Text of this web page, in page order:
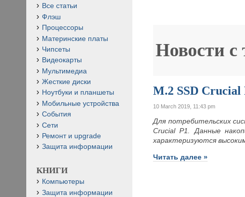
Новости с
M.2 SSD Crucial
10 March 2019, 11:43 pm
Для потребительских
Crucial P1. Данные
характеризуются
Читать далее »
Все статьи
Флэш
Процессоры
Материнские платы
Чипсеты
Видеокарты
Мультимедиа
Жесткие диски
Ноутбуки и планшеты
Мобильные устройства
События
Сети
Ремонт и upgrade
Защита информации
КНИГИ
Компьютеры
Защита информации